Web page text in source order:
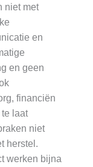
niet met
en
en geen
financiën
laat
niet
herstel.
werken bijna